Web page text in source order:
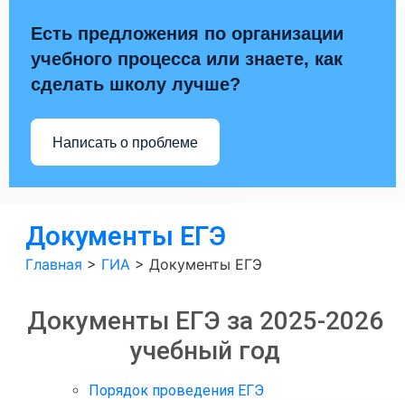
Есть предложения по организации
учебного процесса или знаете, как
сделать школу лучше?
Написать о проблеме
Документы ЕГЭ
Главная > ГИА > Документы ЕГЭ
Документы ЕГЭ за 2025-2026
учебный год
Порядок проведения ЕГЭ